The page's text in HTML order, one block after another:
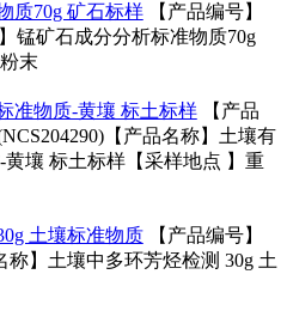
质70g 矿石标样【产品编号】
锰矿石成分分析标准物质70g
末
准物质-黄壤 标土标样【产品
【产品名称】土壤有
壤 标土标样【采样地点 】重
土壤标准物质【产品编号】
称】土壤中多环芳烃检测 30g 土